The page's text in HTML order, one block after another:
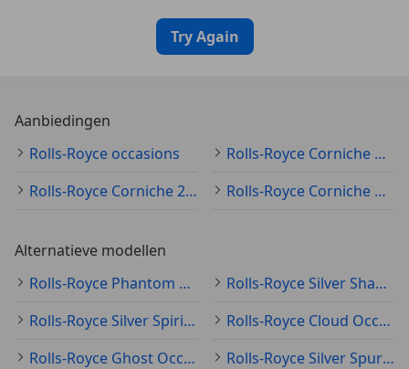
Aanvullende opties en accessoires
Armsteun voor
Hoofdsteunen achter
Hoofdsteunen voor
Verstelbare stuurkolom
Buitenspiegels elektrisch inklapbaar
Buitenspiegels in carrosseriekleur
Bumpers in carrosseriekleur
Try Again
Aanbiedingen
Rolls-Royce occasions
Rolls-Royce Corniche occasion
Rolls-Royce Corniche 2000
Rolls-Royce Corniche Cabrio
Alternatieve modellen
Rolls-Royce Phantom Occasion
Rolls-Royce Silver Shadow Occasion
Rolls-Royce Silver Spirit Occasion
Rolls-Royce Cloud Occasion
Rolls-Royce Ghost Occasion
Rolls-Royce Silver Spur Occasion